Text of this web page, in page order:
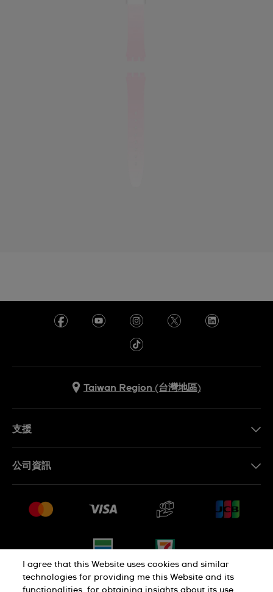
Taiwan Region (台灣地區)
支援
銷售條款
公司資訊
工作機會
I agree that this Website uses cookies and similar
technologies for providing me this Website and its
functionalities, for obtaining insights about its use